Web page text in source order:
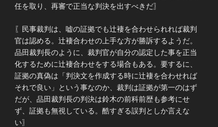
任を取り、再審で正当な判決を出すべきだ〗
〖民事裁判は、嘘の証拠でも辻褄を合わせられれば裁判
官は認める。辻褄合わせの上手な方が勝訴するようだ。
品田裁判長のように、裁判官が自分の認定した事を正当
化するために辻褄合わせをする場合もある。要するに、
証拠の真偽は「判決文を作成する時に辻褄を合わせれば
それで良い」という事なのか、裁判は証拠が第一のはず
だが、品田裁判長の判決は鈴木の前科前歴も参考にせ
ず、証拠も無視している。酷すぎる誤判としか言えな
い〗